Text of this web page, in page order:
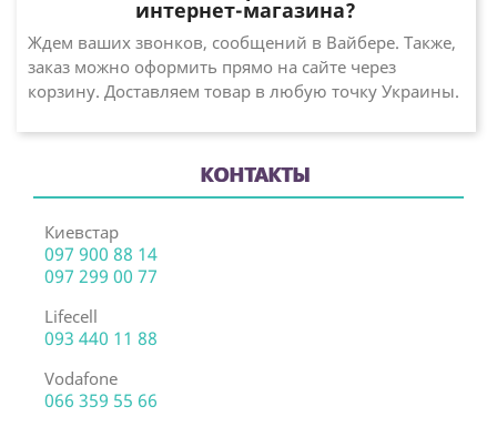
интернет-магазина?
Ждем ваших звонков, сообщений в Вайбере. Также,
заказ можно оформить прямо на сайте через
корзину. Доставляем товар в любую точку Украины.
КОНТАКТЫ
Киевстар
097 900 88 14
097 299 00 77
Lifecell
093 440 11 88
Vodafone
066 359 55 66